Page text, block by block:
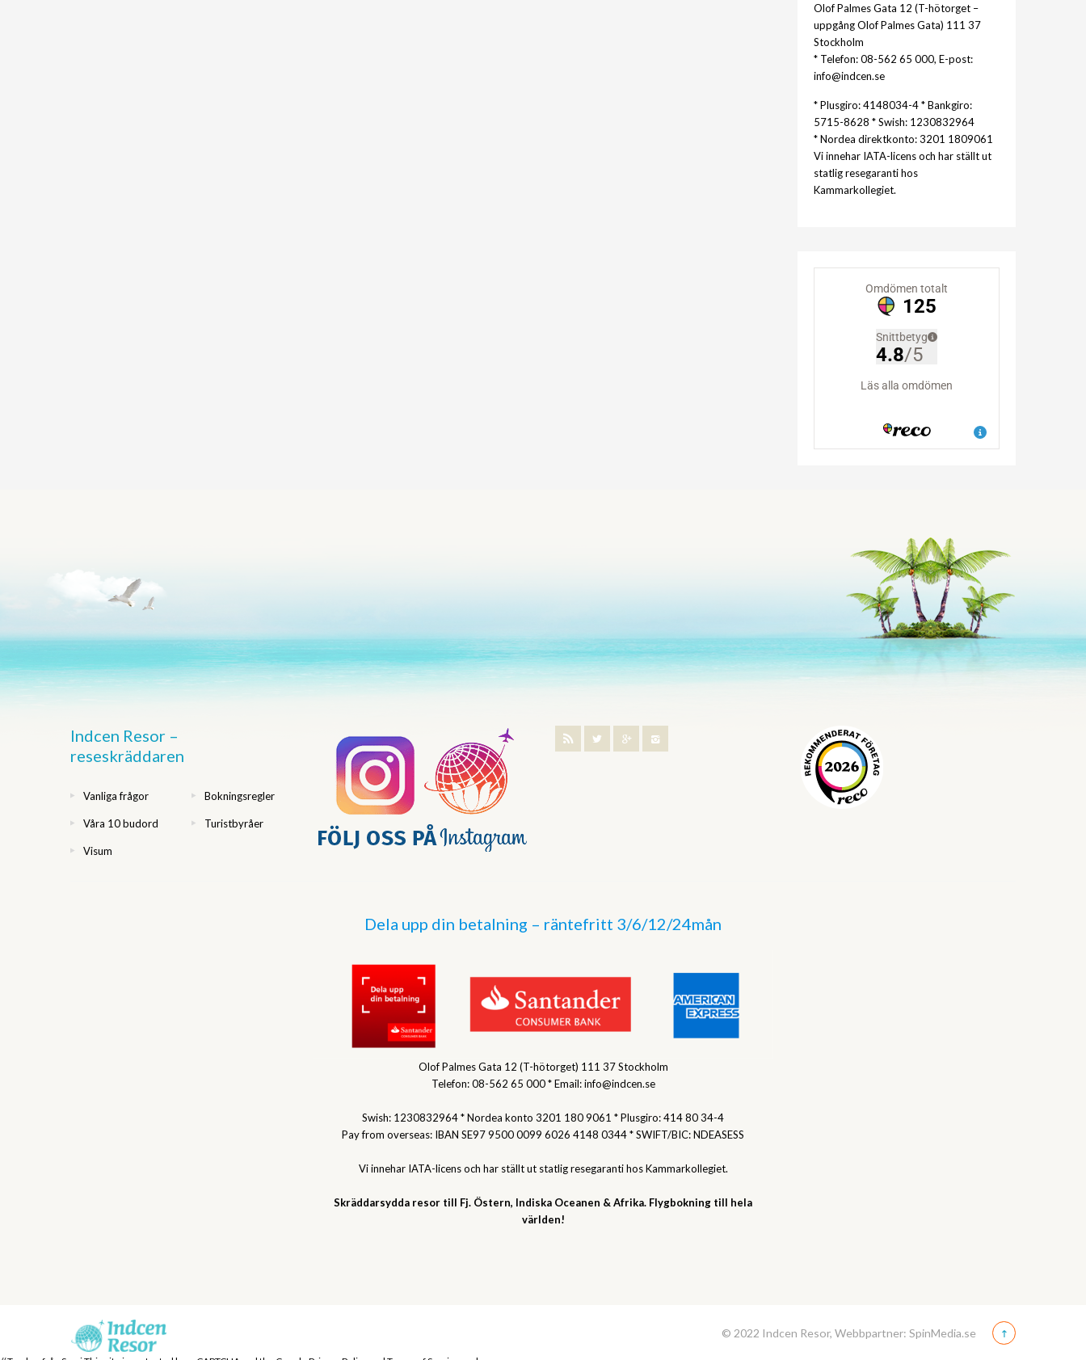
Olof Palmes Gata 12 (T-hötorget –
uppgång Olof Palmes Gata) 111 37
Stockholm
* Telefon: 08-562 65 000, E-post:
info@indcen.se
* Plusgiro: 4148034-4 * Bankgiro:
5715-8628 * Swish: 1230832964
* Nordea direktkonto: 3201 1809061
Vi innehar IATA-licens och har ställt ut
statlig resegaranti hos
Kammarkollegiet.
Indcen Resor –
reseskräddaren
Vanliga frågor Bokningsregler
Våra 10 budord Turistbyråer
Visum
Dela upp din betalning – räntefritt 3/6/12/24mån
Olof Palmes Gata 12 (T-hötorget) 111 37 Stockholm
Telefon: 08-562 65 000 * Email: info@indcen.se
Swish: 1230832964 * Nordea konto 3201 180 9061 * Plusgiro: 414 80 34-4
Pay from overseas: IBAN SE97 9500 0099 6026 4148 0344 * SWIFT/BIC: NDEASESS
Vi innehar IATA-licens och har ställt ut statlig resegaranti hos Kammarkollegiet.
Skräddarsydda resor till Fj. Östern, Indiska Oceanen & Afrika. Flygbokning till hela
världen!
© 2022 Indcen Resor, Webbpartner: SpinMedia.se